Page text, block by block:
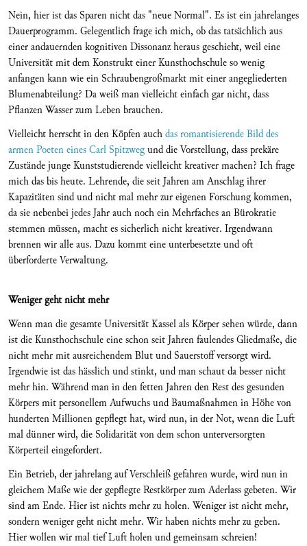
Nein, hier ist das Sparen nicht das "neue Normal". Es ist ein jahrelanges
Dauerprogramm. Gelegentlich frage ich mich, ob das tatsächlich aus
einer andauernden kognitiven Dissonanz heraus geschieht, weil eine
Universität mit dem Konstrukt einer Kunsthochschule so wenig
anfangen kann wie ein Schraubengroßmarkt mit einer angegliederten
Blumenabteilung? Da weiß man vielleicht einfach gar nicht, dass
Pflanzen Wasser zum Leben brauchen.
Vielleicht herrscht in den Köpfen auchdas romantisierende Bild des
armen Poeten eines Carl Spitzwegund die Vorstellung, dass prekäre
Zustände junge Kunststudierende vielleicht kreativer machen? Ich frage
mich das bis heute. Lehrende, die seit Jahren am Anschlag ihrer
Kapazitäten sind und nicht mal mehr zur eigenen Forschung kommen,
da sie nebenbei jedes Jahr auch noch ein Mehrfaches an Bürokratie
stemmen müssen, macht es sicherlich nicht kreativer. Irgendwann
brennen wir alle aus. Dazu kommt eine unterbesetzte und oft
überforderte Verwaltung.
Weniger geht nicht mehr
Wenn man die gesamte Universität Kassel als Körper sehen würde, dann
ist die Kunsthochschule eine schon seit Jahren faulendes Gliedmaße, die
nicht mehr mit ausreichendem Blut und Sauerstoff versorgt wird.
Irgendwie ist das hässlich und stinkt, und man schaut da besser nicht
mehr hin. Während man in den fetten Jahren den Rest des gesunden
Körpers mit personellem Aufwuchs und Baumaßnahmen in Höhe von
hunderten Millionen gepflegt hat, wird nun, in der Not, wenn die Luft
mal dünner wird, die Solidarität von dem schon unterversorgten
Körperteil eingefordert.
Ein Betrieb, der jahrelang auf Verschleiß gefahren wurde, wird nun in
gleichem Maße wie der gepflegte Restkörper zum Aderlass gebeten. Wir
sind am Ende. Hier ist nichts mehr zu holen. Weniger ist nicht mehr,
sondern weniger geht nicht mehr. Wir haben nichts mehr zu geben.
Hier wollen wir mal tief Luft holen und gemeinsam schreien!